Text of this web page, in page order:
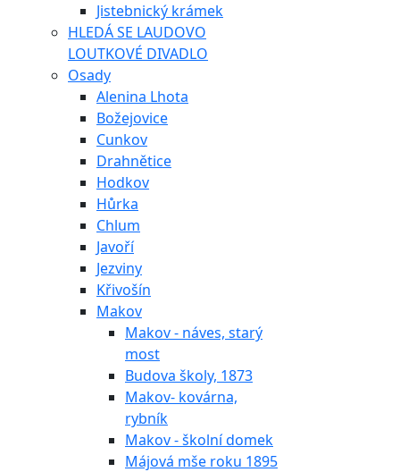
Jistebnický krámek
HLEDÁ SE LAUDOVO
LOUTKOVÉ DIVADLO
Osady
Alenina Lhota
Božejovice
Cunkov
Drahnětice
Hodkov
Hůrka
Chlum
Javoří
Jezviny
Křivošín
Makov
Makov - náves, starý
most
Budova školy, 1873
Makov- kovárna,
rybník
Makov - školní domek
Májová mše roku 1895